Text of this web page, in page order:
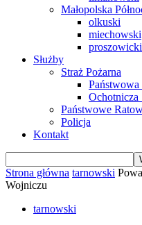
Małopolska
olkuski
miechowski
proszowicki
Służby
Straż Pożarna
Państwowa
Ochotnicza
Państwowe
Policja
Kontakt
Strona główna tarnowski
Wojniczu
tarnowski